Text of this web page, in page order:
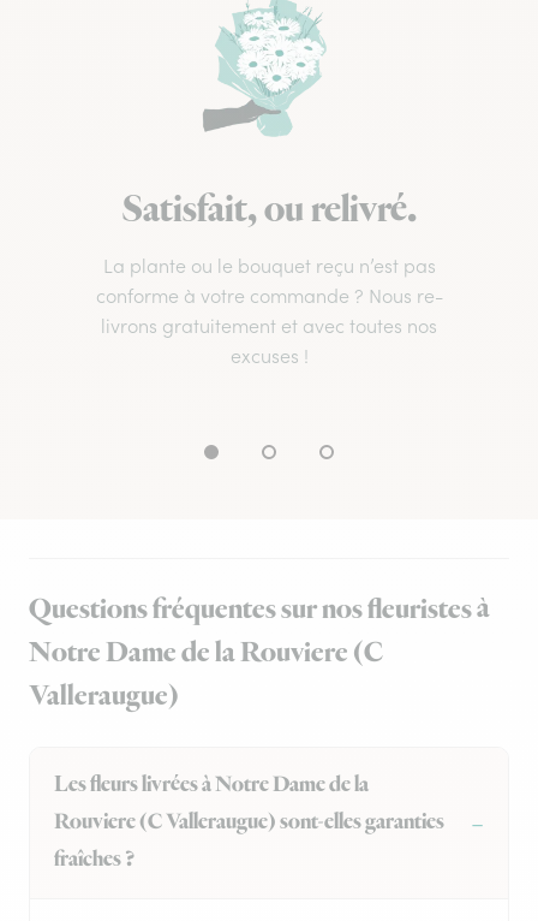
Satisfait, ou relivré.
La plante ou le bouquet reçu n’est pas
conforme à votre commande ? Nous re-
livrons gratuitement et avec toutes nos
excuses !
Questions fréquentes sur nos fleuristes à
Notre Dame de la Rouviere (C
Valleraugue)
Les fleurs livrées à Notre Dame de la
Rouviere (C Valleraugue) sont-elles garanties
fraîches ?